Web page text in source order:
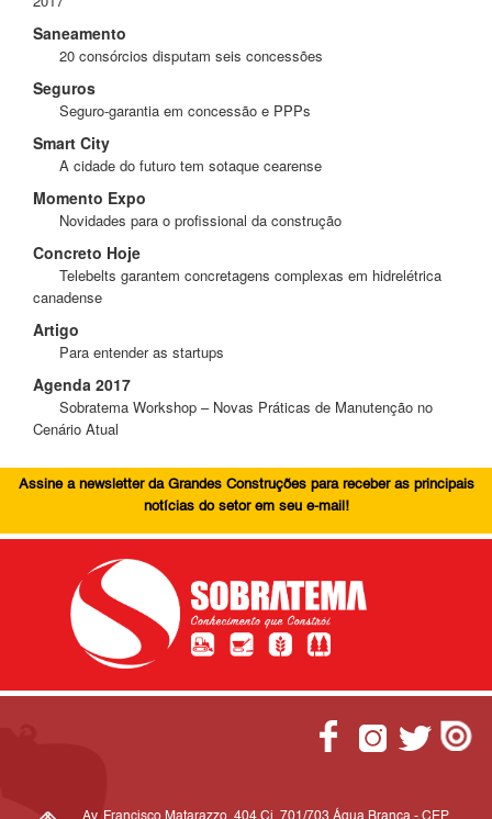
Saneamento
20 consórcios disputam seis concessões
Seguros
Seguro-garantia em concessão e PPPs
Smart City
A cidade do futuro tem sotaque cearense
Momento Expo
Novidades para o profissional da construção
Concreto Hoje
Telebelts garantem concretagens complexas em hidrelétrica
canadense
Artigo
Para entender as startups
Agenda 2017
Sobratema Workshop – Novas Práticas de Manutenção no
Cenário Atual
Assine a newsletter da Grandes Construções para receber as principais
notícias do setor em seu e-mail!